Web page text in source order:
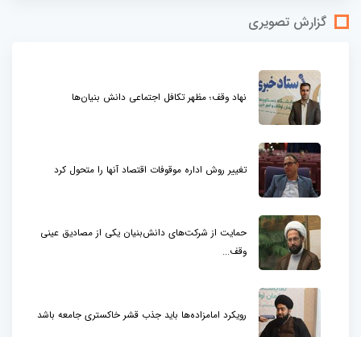
گزارش تصویری
نهاد وقف؛ مظهر تکافل اجتماعی دانش بنیان‌ها
تغییر روش اداره موقوفات اقتصاد آنها را متحول کرد
حمایت از شرکت‌های دانش‌بنیان یکی از مصادیق عینی
وقف...
رویکرد امامزاده‌ها باید جذب قشر خاکستری جامعه باشد